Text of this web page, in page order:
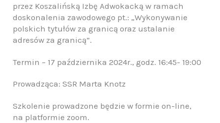
przez Koszalińską Izbę Adwokacką w ramach
doskonalenia zawodowego pt.: „Wykonywanie
polskich tytułów za granicą oraz ustalanie
adresów za granicą”.
Termin – 17 października 2024r., godz. 16:45- 19:00
Prowadząca: SSR Marta Knotz
Szkolenie prowadzone będzie w formie on-line,
na platformie zoom.